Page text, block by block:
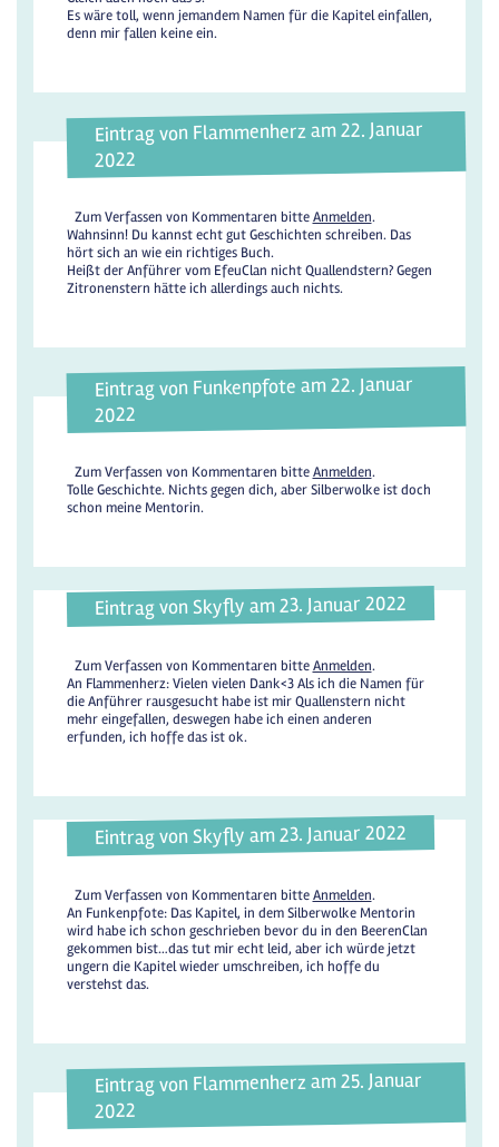
Es wäre toll, wenn jemandem Namen für die Kapitel einfallen,
denn mir fallen keine ein.
Eintrag von Flammenherz am 22. Januar
2022
Zum Verfassen von Kommentaren bitteAnmelden.
Wahnsinn! Du kannst echt gut Geschichten schreiben. Das
hört sich an wie ein richtiges Buch.
Heißt der Anführer vom EfeuClan nicht Quallendstern? Gegen
Zitronenstern hätte ich allerdings auch nichts.
Eintrag von Funkenpfote am 22. Januar
2022
Zum Verfassen von Kommentaren bitteAnmelden.
Tolle Geschichte. Nichts gegen dich, aber Silberwolke ist doch
schon meine Mentorin.
Eintrag von Skyfly am 23. Januar 2022
Zum Verfassen von Kommentaren bitteAnmelden.
An Flammenherz: Vielen vielen Dank<3 Als ich die Namen für
die Anführer rausgesucht habe ist mir Quallenstern nicht
mehr eingefallen, deswegen habe ich einen anderen
erfunden, ich hoffe das ist ok.
Eintrag von Skyfly am 23. Januar 2022
Zum Verfassen von Kommentaren bitteAnmelden.
An Funkenpfote: Das Kapitel, in dem Silberwolke Mentorin
wird habe ich schon geschrieben bevor du in den BeerenClan
gekommen bist…das tut mir echt leid, aber ich würde jetzt
ungern die Kapitel wieder umschreiben, ich hoffe du
verstehst das.
Eintrag von Flammenherz am 25. Januar
2022